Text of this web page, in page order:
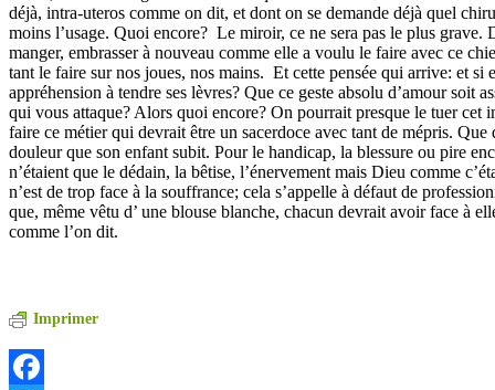
déjà, intra-uteros comme on dit, et dont on se demande déjà quel
moins l’usage. Quoi encore? Le miroir, ce ne sera pas le plus grave.
manger, embrasser à nouveau comme elle a voulu le faire avec ce
tant le faire sur nos joues, nos mains. Et cette pensée qui arrive: et si
appréhension à tendre ses lèvres? Que ce geste absolu d’amour soit
qui vous attaque? Alors quoi encore? On pourrait presque le tuer cet
faire ce métier qui devrait être un sacerdoce avec tant de mépris. Que
douleur que son enfant subit. Pour le handicap, la blessure ou pire
n’étaient que le dédain, la bêtise, l’énervement mais Dieu comme
n’est de trop face à la souffrance; cela s’appelle à défaut de
que, même vêtu d’ une blouse blanche, chacun devrait avoir face à
comme l’on dit.
Imprimer